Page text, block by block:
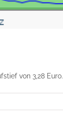
von 3,28 Euro.